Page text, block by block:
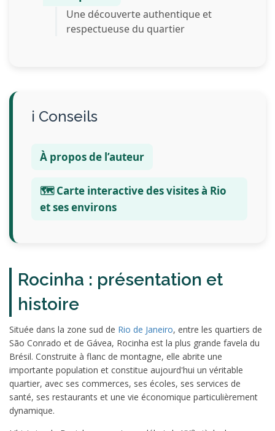
Une découverte authentique et
respectueuse du quartier
Conseils
À propos de l’auteur
🗺️ Carte interactive des visites à Rio
et ses environs
Rocinha : présentation et
histoire
Située dans la zone sud de Rio de Janeiro, entre les quartiers de
São Conrado et de Gávea, Rocinha est la plus grande favela du
Brésil. Construite à flanc de montagne, elle abrite une
importante population et constitue aujourd'hui un véritable
quartier, avec ses commerces, ses écoles, ses services de
santé, ses restaurants et une vie économique particulièrement
dynamique.